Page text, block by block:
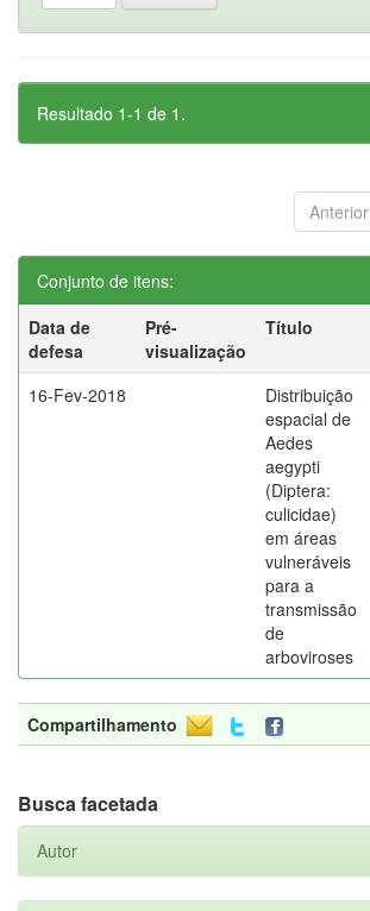
Resultado 1-1 de 1.
Anterior
Conjunto de itens:
Data de
defesa
Pré-
visualização
Título
16-Fev-2018
Distribuição
espacial de
Aedes
aegypti
(Diptera:
culicidae)
em áreas
vulneráveis
para a
transmissão
de
arboviroses
Compartilhamento
Busca facetada
Autor